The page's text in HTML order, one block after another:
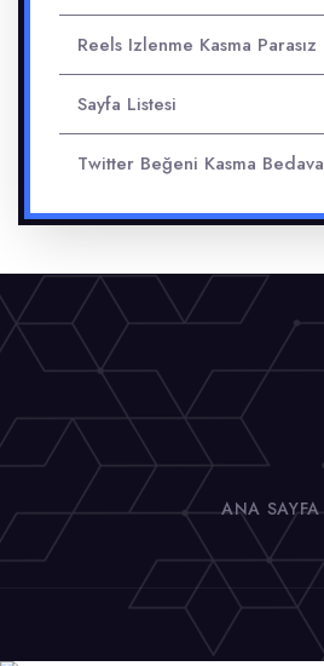
Reels Izlenme Kasma Parasız
Sayfa Listesi
Twitter Beğeni Kasma Bedava
ANA SAYFA